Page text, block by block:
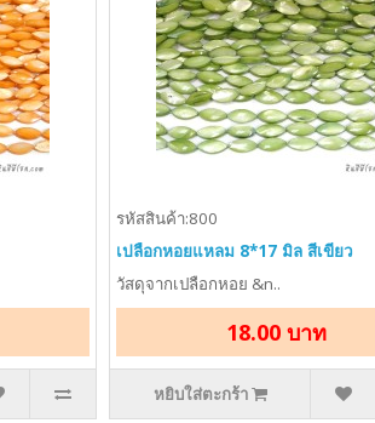
รหัสสินค้า:800
เปลือกหอยแหลม 8*17 มิล สีเขียว
วัสดุจากเปลือกหอย &n..
18.00 บาท
หยิบใส่ตะกร้า